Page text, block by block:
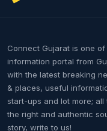
Connect Gujarat is one
information portal from
with the latest breaking
& places, useful
start-ups and lot more;
the right and authentic
story, write to us!